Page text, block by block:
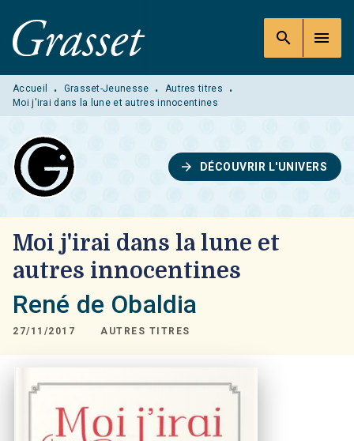
MENU RECHERCHE
PIED DE PAGE
search menu
Accueil • Grasset-Jeunesse • Autres titres
•
Moi j'irai dans la lune et autres innocentines
arrow_forward DÉCOUVRIR L'UNIVERS
Moi j'irai dans la lune et
autres innocentines
René de Obaldia
27/11/2017 AUTRES TITRES